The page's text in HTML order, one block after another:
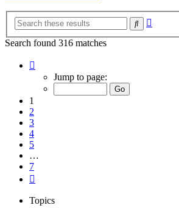
Search
Search found 316 matches
Jump to page:
1
2
3
4
5
…
7
Topics